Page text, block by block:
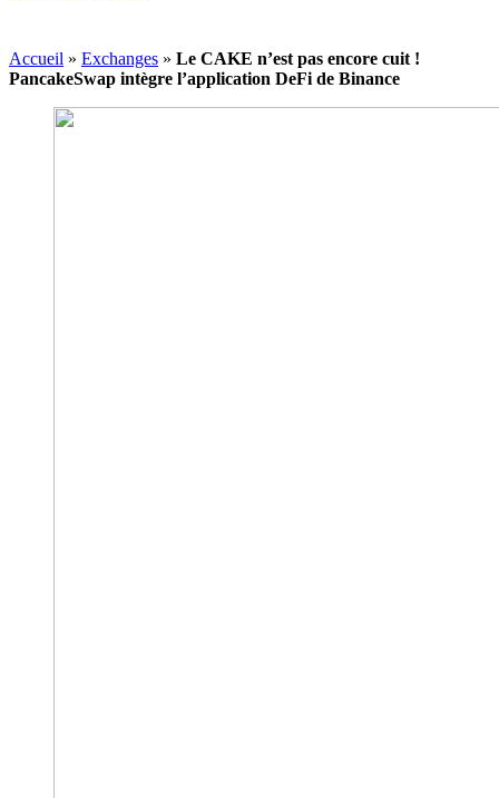
Accueil » Exchanges » Le CAKE n’est pas encore cuit !
PancakeSwap intègre l’application DeFi de Binance